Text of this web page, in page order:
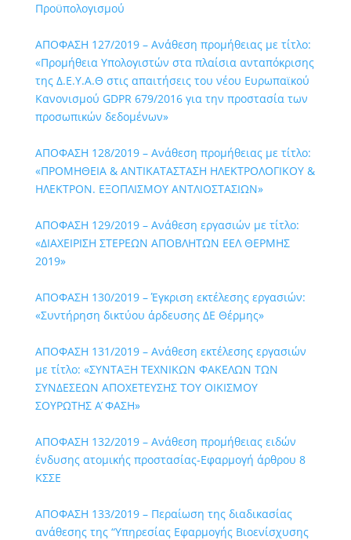
Προϋπολογισμού
ΑΠΟΦΑΣΗ 127/2019 – Ανάθεση προμήθειας με τίτλο:
«Προμήθεια Υπολογιστών στα πλαίσια ανταπόκρισης
της Δ.Ε.Υ.Α.Θ στις απαιτήσεις του νέου Ευρωπαϊκού
Κανονισμού GDPR 679/2016 για την προστασία των
προσωπικών δεδομένων»
ΑΠΟΦΑΣΗ 128/2019 – Ανάθεση προμήθειας με τίτλο:
«ΠΡΟΜΗΘΕΙΑ & ΑΝΤΙΚΑΤΑΣΤΑΣΗ ΗΛΕΚΤΡΟΛΟΓΙΚΟΥ &
ΗΛΕΚΤΡΟΝ. ΕΞΟΠΛΙΣΜΟΥ ΑΝΤΛΙΟΣΤΑΣΙΩΝ»
ΑΠΟΦΑΣΗ 129/2019 – Ανάθεση εργασιών με τίτλο:
«ΔΙΑΧΕΙΡΙΣΗ ΣΤΕΡΕΩΝ ΑΠΟΒΛΗΤΩΝ ΕΕΛ ΘΕΡΜΗΣ
2019»
ΑΠΟΦΑΣΗ 130/2019 – Έγκριση εκτέλεσης εργασιών:
«Συντήρηση δικτύου άρδευσης ΔΕ Θέρμης»
ΑΠΟΦΑΣΗ 131/2019 – Ανάθεση εκτέλεσης εργασιών
με τίτλο: «ΣΥΝΤΑΞΗ ΤΕΧΝΙΚΩΝ ΦΑΚΕΛΩΝ ΤΩΝ
ΣΥΝΔΕΣΕΩΝ ΑΠΟΧΕΤΕΥΣΗΣ ΤΟΥ ΟΙΚΙΣΜΟΥ
ΣΟΥΡΩΤΗΣ Α ́ΦΑΣΗ»
ΑΠΟΦΑΣΗ 132/2019 – Ανάθεση προμήθειας ειδών
ένδυσης ατομικής προστασίας-Εφαρμογή άρθρου 8
ΚΣΣΕ
ΑΠΟΦΑΣΗ 133/2019 – Περαίωση της διαδικασίας
ανάθεσης της “Υπηρεσίας Εφαρμογής Βιοενίσχυσης